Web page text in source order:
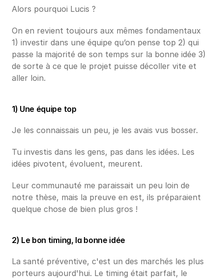
Alors pourquoi Lucis ?
On en revient toujours aux mêmes fondamentaux
1) investir dans une équipe qu’on pense top 2) qui
passe la majorité de son temps sur la bonne idée 3)
de sorte à ce que le projet puisse décoller vite et
aller loin.
1) Une équipe top
Je les connaissais un peu, je les avais vus bosser.
Tu investis dans les gens, pas dans les idées. Les
idées pivotent, évoluent, meurent.
Leur communauté me paraissait un peu loin de
notre thèse, mais la preuve en est, ils préparaient
quelque chose de bien plus gros !
2) Le bon timing, la bonne idée
La santé préventive, c'est un des marchés les plus
porteurs aujourd'hui. Le timing était parfait, le